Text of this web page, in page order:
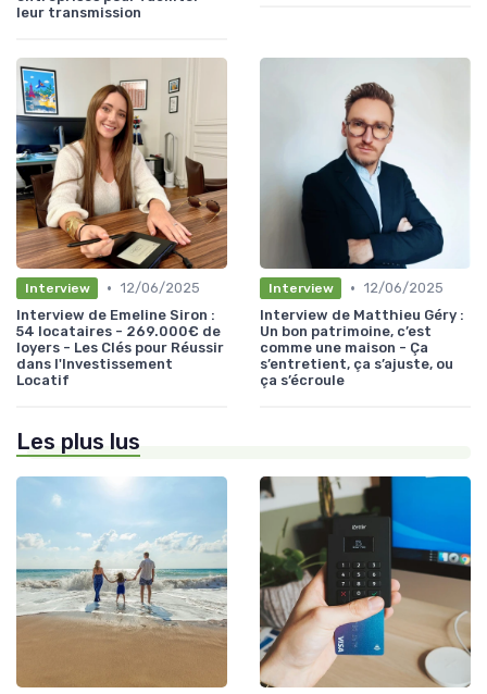
leur transmission
Interview • 12/06/2025
Interview de Emeline Siron :
54 locataires - 269.000€ de
loyers - Les Clés pour Réussir
dans l'Investissement
Locatif
Interview • 12/06/2025
Interview de Matthieu Géry :
Un bon patrimoine, c’est
comme une maison - Ça
s’entretient, ça s’ajuste, ou
ça s’écroule
Les plus lus